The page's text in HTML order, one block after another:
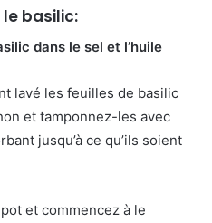
basilic:
dans le sel et l’huile
lavé les feuilles de basilic
et tamponnez-les avec
jusqu’à ce qu’ils soient
et commencez à le